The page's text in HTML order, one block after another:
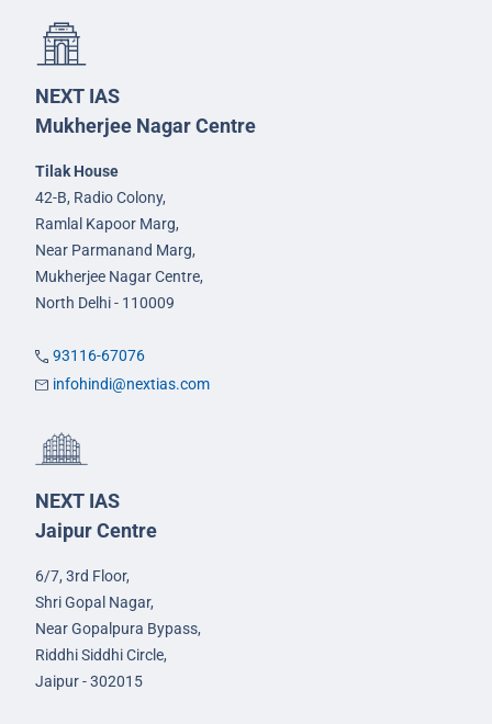
NEXT IAS
Mukherjee Nagar Centre
Tilak House
42-B, Radio Colony,
Ramlal Kapoor Marg,
Near Parmanand Marg,
Mukherjee Nagar Centre,
North Delhi - 110009
93116-67076
infohindi@nextias.com
NEXT IAS
Jaipur Centre
6/7, 3rd Floor,
Shri Gopal Nagar,
Near Gopalpura Bypass,
Riddhi Siddhi Circle,
Jaipur - 302015